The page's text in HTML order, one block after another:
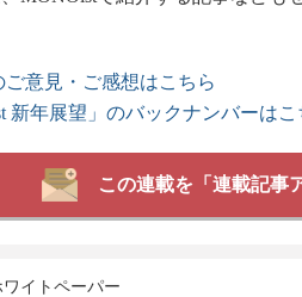
意見・ご感想はこちら
新年展望」のバックナンバーはこ
この連載を「連載記事
イトペーパー